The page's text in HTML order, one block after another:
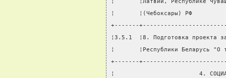
¦       ¦(Чебоксары) РФ
+-------
¦3.5.1  ¦8. Подготовка
¦       ¦Республики
+-------
¦                        4.